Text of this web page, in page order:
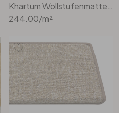
Khartum Wollstufenmatte Stufenmatte Rechteckig Wunschmass in Hellgrau
244.00/m²